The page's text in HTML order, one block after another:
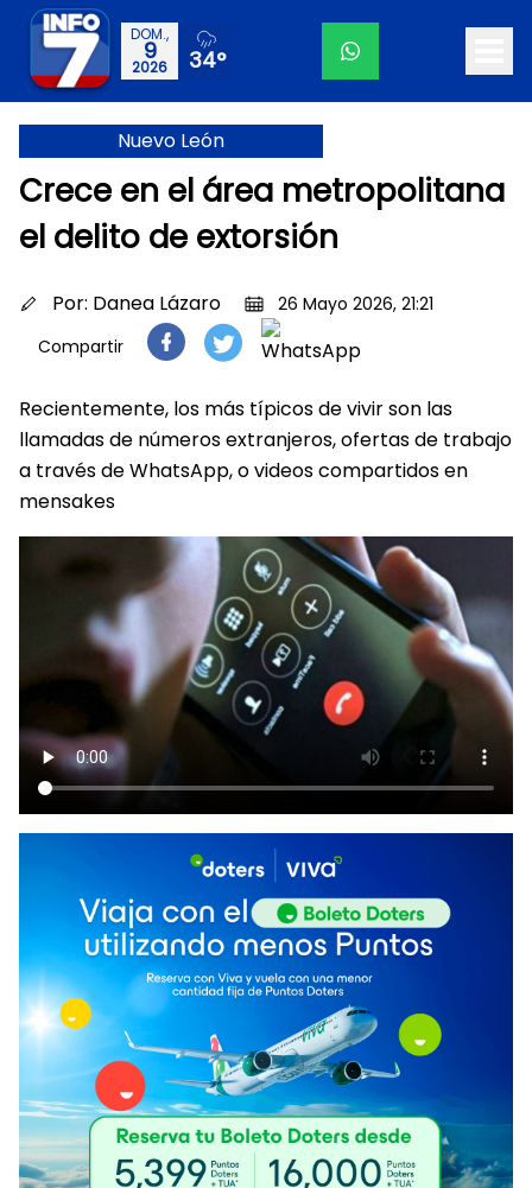
DOM.,
9
2026 34°
Nuevo León
Crece en el área metropolitana
el delito de extorsión
Por: Danea Lázaro
26 Mayo 2026, 21:21
Compartir
Recientemente, los más típicos de vivir son las
llamadas de números extranjeros, ofertas de trabajo
a través de WhatsApp, o videos compartidos en
mensakes